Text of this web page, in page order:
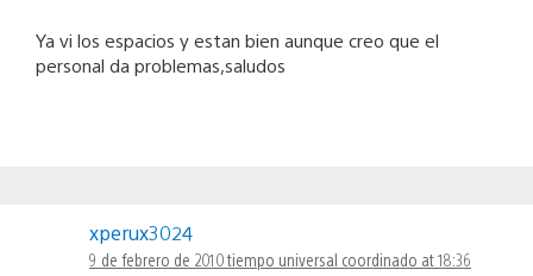
Ya vi los espacios y estan bien aunque creo que el
personal da problemas,saludos
xperux3024
9 de febrero de 2010 tiempo universal coordinado at 18:36